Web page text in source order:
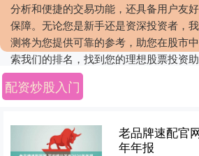
分析和便捷的交易功能，还具备用户友
保障。无论您是新手还是资深投资者，
测将为您提供可靠的参考，助您在股市
索我们的排名，找到您的理想股票投资助
配资炒股入门
老品牌速配官
年年报